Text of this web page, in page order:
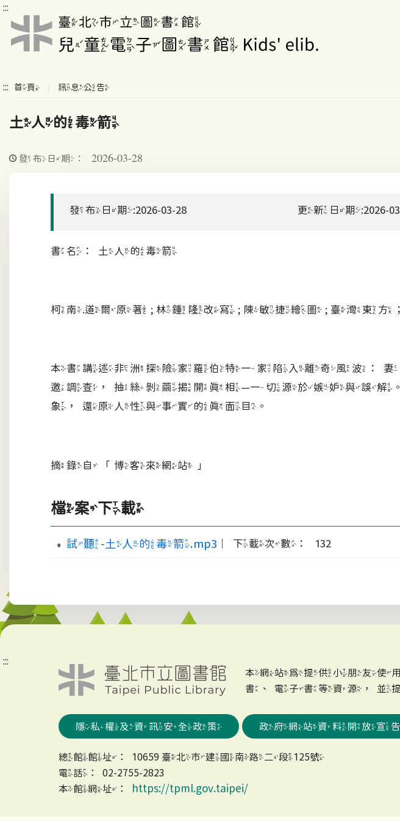
:::
::: 首頁 訊息公告
土人的毒箭
發布日期： 2026-03-28
發布日期:2026-03-28 更新日期:2026-
書名：土人的毒箭
柯南.道爾原著 ; 林鍾隆改寫 ; 陳敏捷繪圖 ; 臺灣東方
本書講述非洲探險家羅伯特一家陷入離奇風波：
邀調查，抽絲剝繭揭開真相—一切源於嫉妒與誤
象，還原人性與事實的真面目。
摘錄自「博客來網站」
檔案下載
試聽-土人的毒箭.mp3 ｜下載次數： 132
:::
本網站為提供小朋友使
書、電子書等資源，並
隱私權及資訊安全政策 政府網站資料開放宣
總館館址：10659 臺北市建國南路二段125號
電話：02-2755-2823
本館網址：
https://tpml.gov.taipei/